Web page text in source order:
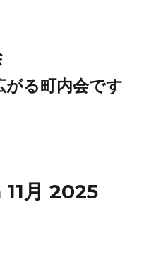
がる町内会です
月 2025